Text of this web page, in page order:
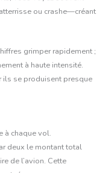
ou crashe—créant
grimper rapidement ;
à haute intensité.
ils se produisent presque
à chaque vol.
deux le montant total
de l’avion. Cette